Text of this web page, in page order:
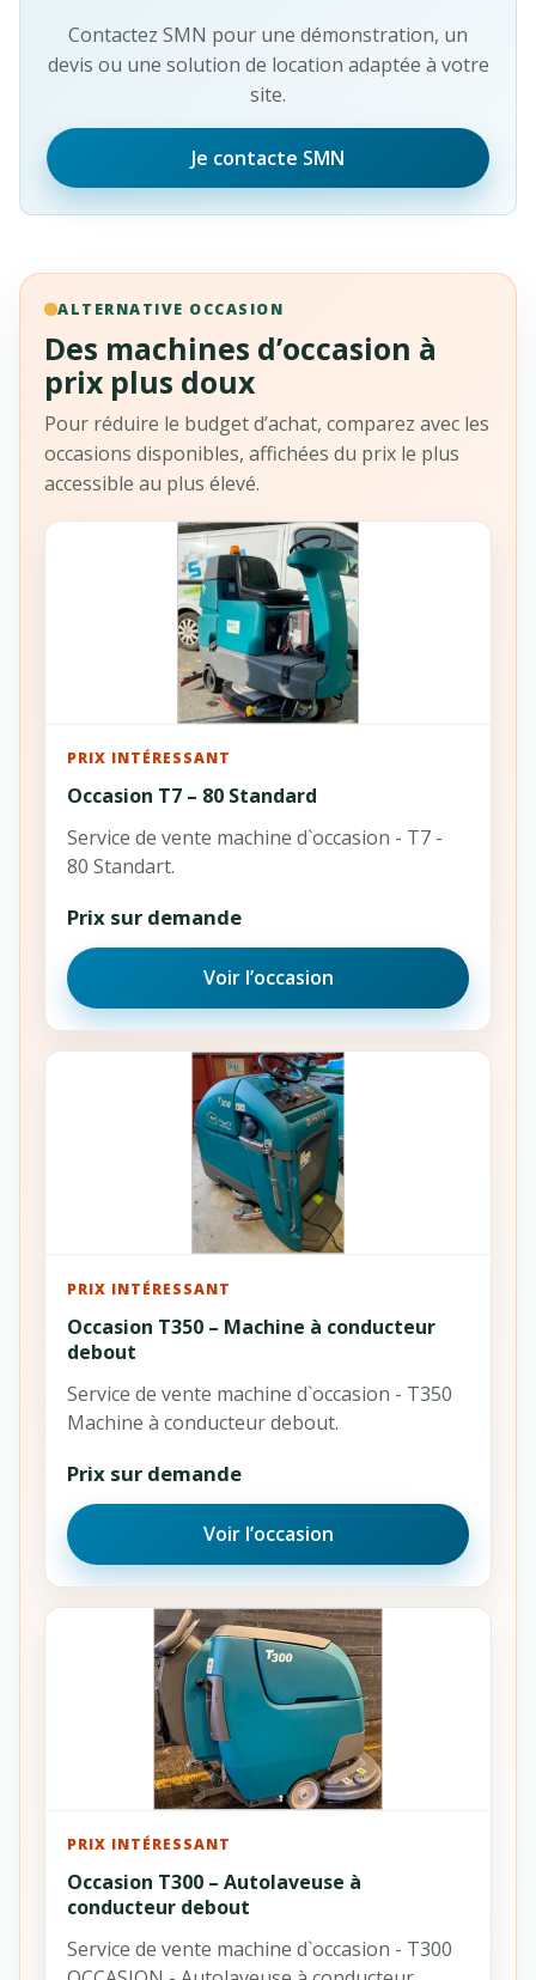
Contactez SMN pour une démonstration, un
devis ou une solution de location adaptée à votre
site.
Je contacte SMN
ALTERNATIVE OCCASION
Des machines d’occasion à
prix plus doux
Pour réduire le budget d’achat, comparez avec les
occasions disponibles, affichées du prix le plus
accessible au plus élevé.
PRIX INTÉRESSANT
Occasion T7 – 80 Standard
Service de vente machine d`occasion - T7 -
80 Standart.
Prix sur demande
Voir l’occasion
PRIX INTÉRESSANT
Occasion T350 – Machine à conducteur
debout
Service de vente machine d`occasion - T350
Machine à conducteur debout.
Prix sur demande
Voir l’occasion
PRIX INTÉRESSANT
Occasion T300 – Autolaveuse à
conducteur debout
Service de vente machine d`occasion - T300